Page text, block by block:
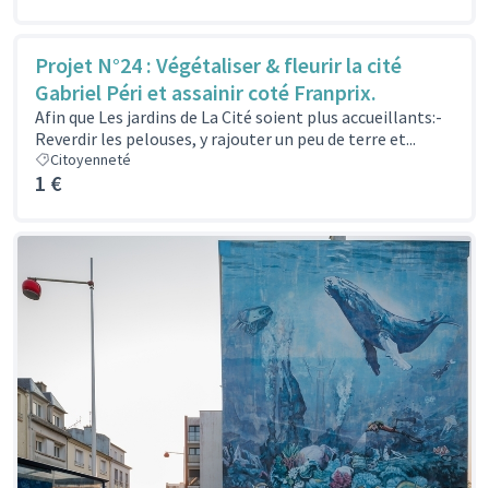
Projet N°24 : Végétaliser & fleurir la cité
Gabriel Péri et assainir coté Franprix.
Afin que Les jardins de La Cité soient plus accueillants:-
Reverdir les pelouses, y rajouter un peu de terre et...
Citoyenneté
1 €